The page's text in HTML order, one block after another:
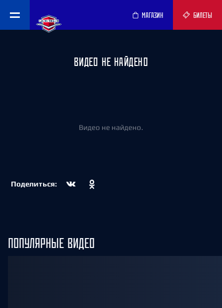
МАГАЗИН БИЛЕТЫ
ВИДЕО НЕ НАЙДЕНО
Видео не найдено.
Поделиться:
ПОПУЛЯРНЫЕ ВИДЕО